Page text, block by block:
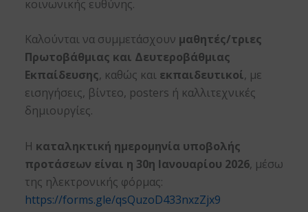
κοινωνικής ευθύνης.
Καλούνται να συμμετάσχουν μαθητές/τριες
Πρωτοβάθμιας και Δευτεροβάθμιας
Εκπαίδευσης, καθώς και εκπαιδευτικοί, με
εισηγήσεις, βίντεο, posters ή καλλιτεχνικές
δημιουργίες.
Η καταληκτική ημερομηνία υποβολής
προτάσεων είναι η 30η Ιανουαρίου 2026, μέσω
της ηλεκτρονικής φόρμας:
https://forms.gle/qsQuzoD433nxzZjx9